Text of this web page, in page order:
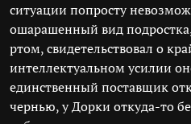
ситуации попросту
ошарашенный вид
ртом, свидетельствовал о
интеллектуальном усилии
единственный поставщик
чернью, у Дорки откуда-то